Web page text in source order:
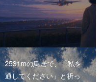
2531mの鳥居で、「私を
通してください」と祈っ